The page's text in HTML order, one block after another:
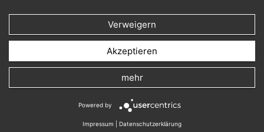
Verweigern
Akzeptieren
mehr
Powered by
Impressum Datenschutzerklärung